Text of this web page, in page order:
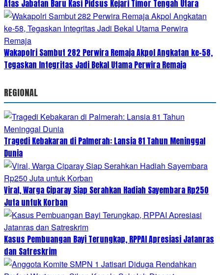
Atas Jabatan Baru Kasi Pidsus Kejari Timor Tengah Utara
Wakapolri Sambut 282 Perwira Remaja Akpol Angkatan ke-58,
Tegaskan Integritas Jadi Bekal Utama Perwira Remaja
REGIONAL
Tragedi Kebakaran di Palmerah: Lansia 81 Tahun Meninggal
Dunia
Viral, Warga Ciparay Siap Serahkan Hadiah Sayembara Rp250
Juta untuk Korban
Kasus Pembuangan Bayi Terungkap, RPPAI Apresiasi Jatanras
dan Satreskrim